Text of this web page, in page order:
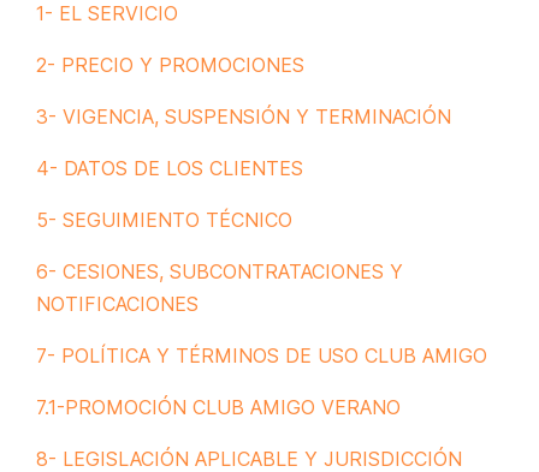
1- EL SERVICIO
2- PRECIO Y PROMOCIONES
3- VIGENCIA, SUSPENSIÓN Y TERMINACIÓN
4- DATOS DE LOS CLIENTES
5- SEGUIMIENTO TÉCNICO
6- CESIONES, SUBCONTRATACIONES Y
NOTIFICACIONES
7- POLÍTICA Y TÉRMINOS DE USO CLUB AMIGO
7.1-PROMOCIÓN CLUB AMIGO VERANO
8- LEGISLACIÓN APLICABLE Y JURISDICCIÓN